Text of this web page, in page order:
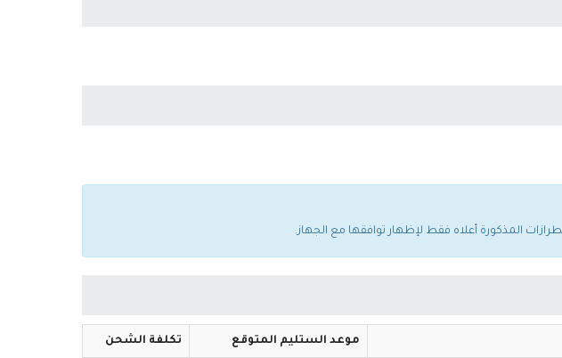
موعد الستليم المتوقع تكلفة الشحن